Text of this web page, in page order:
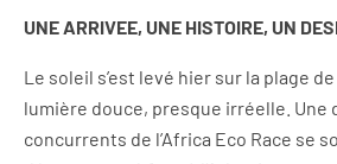
UNE ARRIVEE, UNE HISTOIRE, UN
Le soleil s’est levé hier sur la plage
lumière douce, presque irréelle. Une
concurrents de l’Africa Eco Race se